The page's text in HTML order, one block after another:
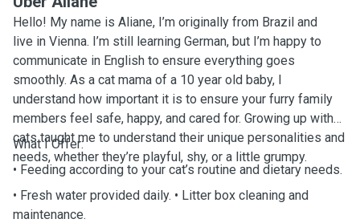
Hello! My name is Aliane, I’m originally from Brazil and
live in Vienna. I’m still learning German, but I’m happy to
communicate in English to ensure everything goes
smoothly. As a cat mama of a 10 year old baby, I
understand how important it is to ensure your furry family
members feel safe, happy, and cared for. Growing up with
cats taught me to understand their unique personalities and
needs, whether they’re playful, shy, or a little grumpy.
What I Offer:
• Feeding according to your cat’s routine and dietary needs.
• Fresh water provided daily. • Litter box cleaning and
maintenance.